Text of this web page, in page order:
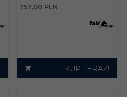
757,00 PLN
KUP TERAZ!